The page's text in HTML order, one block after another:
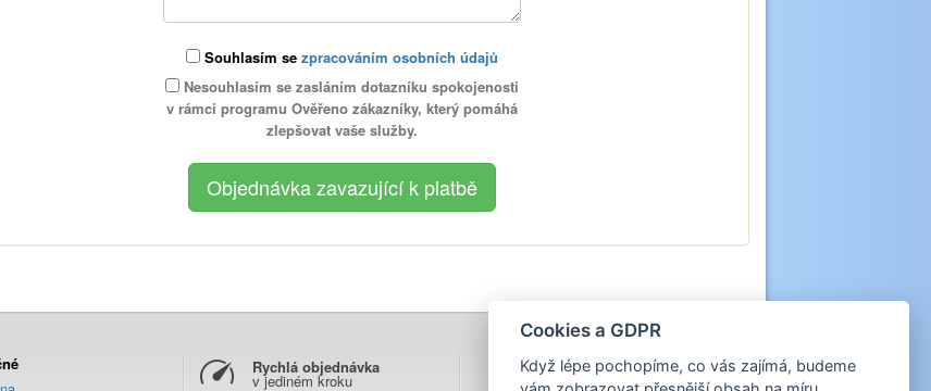
Souhlasím se zpracováním osobních údajů
Nesouhlasím se zasláním dotazníku spokojenosti
v rámci programu Ověřeno zákazníky, který pomáhá
zlepšovat vaše služby.
Rychlá objednávka
v jediném kroku
Cookies a GDPR
Když lépe pochopíme, co vás zajímá, budeme